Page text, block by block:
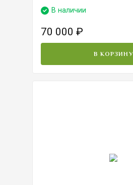
В наличии
70 000 ₽
В КОРЗИНУ